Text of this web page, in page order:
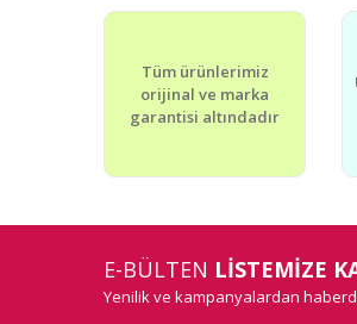
Ürün açıklamasında
Ürün bilgilerinde hatalar
Bu ürüne benzer farklı
Tüm ürünlerimiz
orijinal ve marka
garantisi altındadır
E-BÜLTEN LİSTEMİZE
Yenilik ve kampanyalardan